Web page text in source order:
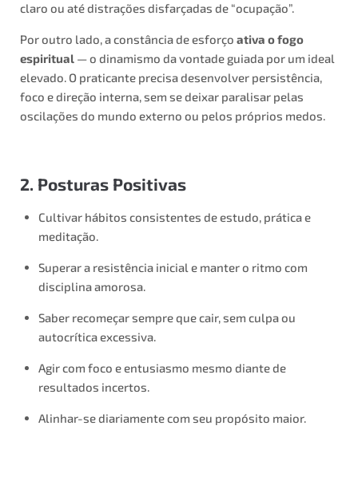
claro ou até distrações disfarçadas de “ocupação”.
Por outro lado, a constância de esforço ativa o fogo
espiritual — o dinamismo da vontade guiada por um ideal
elevado. O praticante precisa desenvolver persistência,
foco e direção interna, sem se deixar paralisar pelas
oscilações do mundo externo ou pelos próprios medos.
2. Posturas Positivas
Cultivar hábitos consistentes de estudo, prática e
meditação.
Superar a resistência inicial e manter o ritmo com
disciplina amorosa.
Saber recomeçar sempre que cair, sem culpa ou
autocrítica excessiva.
Agir com foco e entusiasmo mesmo diante de
resultados incertos.
Alinhar-se diariamente com seu propósito maior.